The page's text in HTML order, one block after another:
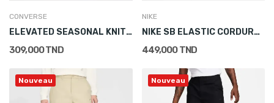
CONVERSE
ELEVATED SEASONAL KNIT PANT
309,000 TND
NIKE
NIKE SB ELASTIC CORDUROY SKATE TROUSERS
449,000 TND
Nouveau Nouveau